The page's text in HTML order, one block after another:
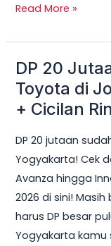
Dealer
Read More »
DP 20
Toyota di
+ Cicilan
DP 20 jutaan
Yogyakarta! Cek
Avanza hingga
2026 di sini!
harus DP besar
Yogyakarta
DP
20
Jutaan
Dapat
Mobil
Toyota
di
Jogja?
Ini